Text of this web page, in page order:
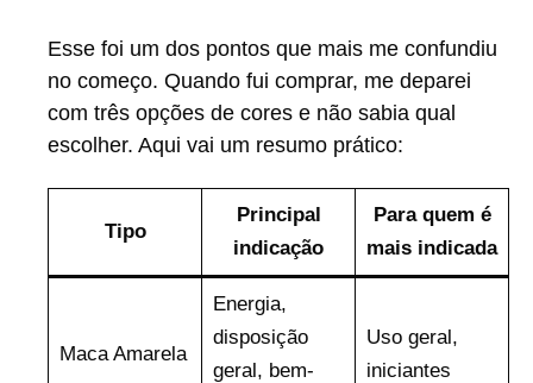
Esse foi um dos pontos que mais me confundiu
no começo. Quando fui comprar, me deparei
com três opções de cores e não sabia qual
escolher. Aqui vai um resumo prático:
Tipo
Principal
indicação
Para quem é
mais indicada
Maca Amarela
Energia,
disposição
geral, bem-
Uso geral,
iniciantes